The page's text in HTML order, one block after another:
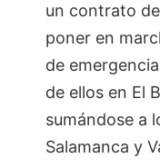
un contrato de
poner en
de
de ellos en El
sumándose a
Salamanca y